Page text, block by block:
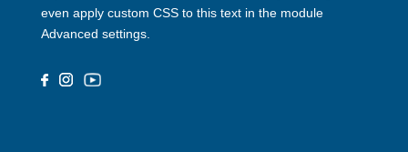
even apply custom CSS to this text in the module
Advanced settings.